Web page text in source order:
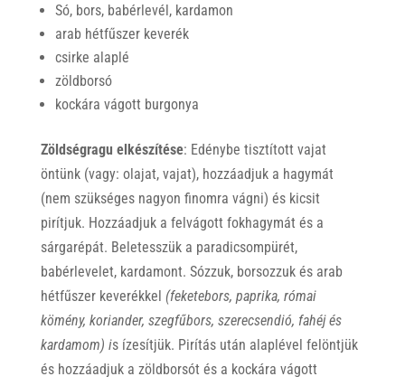
Só, bors, babérlevél, kardamon
arab hétfűszer keverék
csirke alaplé
zöldborsó
kockára vágott burgonya
Zöldségragu elkészítése: Edénybe tisztított vajat
öntünk (vagy: olajat, vajat), hozzáadjuk a hagymát
(nem szükséges nagyon finomra vágni) és kicsit
pirítjuk. Hozzáadjuk a felvágott fokhagymát és a
sárgarépát. Beletesszük a paradicsompürét,
babérlevelet, kardamont. Sózzuk, borsozzuk és arab
hétfűszer keverékkel (feketebors, paprika, római
kömény, koriander, szegfűbors, szerecsendió, fahéj és
kardamom) is ízesítjük. Pirítás után alaplével felöntjük
és hozzáadjuk a zöldborsót és a kockára vágott